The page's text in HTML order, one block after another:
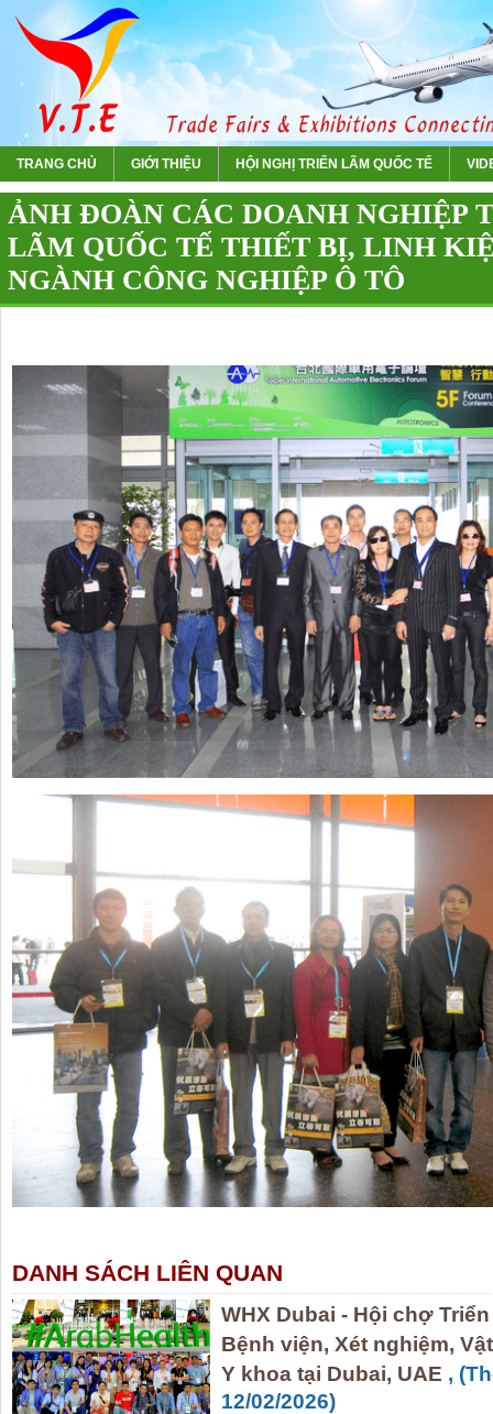
TRANG CHỦ GIỚI THIỆU HỘI NGHỊ TRIỂN LÃM QUỐC TẾ
ẢNH ĐOÀN CÁC DOANH NGHIỆP
LÃM QUỐC TẾ THIẾT BỊ, LINH
NGÀNH CÔNG NGHIỆP Ô TÔ
DANH SÁCH LIÊN QUAN
WHX Dubai - Hội chợ
Bệnh viện, Xét nghiệm,
Y khoa tại Dubai, UAE ,
12/02/2026)